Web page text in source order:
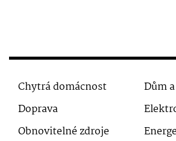
Chytrá domácnost
Dům
Doprava
Obnovitelné zdroje